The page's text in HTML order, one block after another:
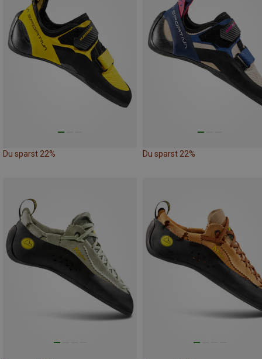
Du sparst 22% Du sparst 22%